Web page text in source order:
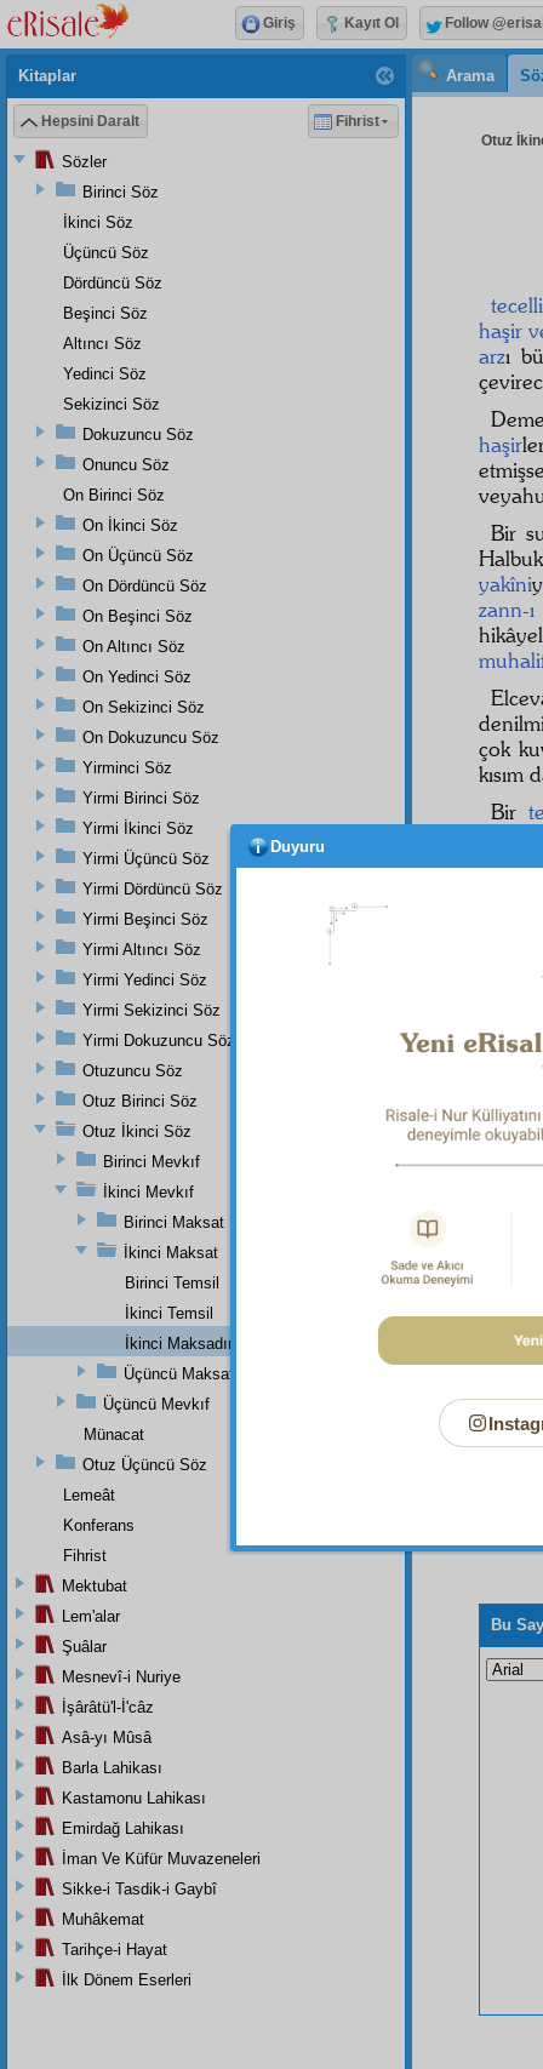
Arama
Otuz
haşir
arzı
haşir
Bir
yakîni
zann-
çok
kısım
Bir
o
bk.
Dipnot-2
bk.
bk. Tûr
9;
Dipnot-4
Bu
Kitaplar
Hepsini Daralt Fihrist
Sözler
Birinci Söz
İkinci Söz
Üçüncü Söz
Dördüncü Söz
Beşinci Söz
Altıncı Söz
Yedinci Söz
Sekizinci Söz
Dokuzuncu Söz
Onuncu Söz
On Birinci Söz
On İkinci Söz
On Üçüncü Söz
On Dördüncü Söz
On Beşinci Söz
On Altıncı Söz
On Yedinci Söz
On Sekizinci Söz
On Dokuzuncu Söz
Yirminci Söz
Yirmi Birinci Söz
Yirmi İkinci Söz
Yirmi Üçüncü Söz
Yirmi Dördüncü Söz
Yirmi Beşinci Söz
Yirmi Altıncı Söz
Yirmi Yedinci Söz
Yirmi Sekizinci Söz
Yirmi Dokuzuncu Söz
Otuzuncu Söz
Otuz Birinci Söz
Otuz İkinci Söz
Birinci Mevkıf
İkinci Mevkıf
Birinci Maksat
İkinci Maksat
Birinci Temsil
İkinci Temsil
İkinci Maksadın Hatimesi
Üçüncü Maksat
Üçüncü Mevkıf
Münacat
Otuz Üçüncü Söz
Lemeât
Konferans
Fihrist
Mektubat
Lem'alar
Şuâlar
Mesnevî-i Nuriye
İşârâtü'l-İ'câz
Asâ-yı Mûsâ
Barla Lahikası
Kastamonu Lahikası
Emirdağ Lahikası
İman Ve Küfür Muvazeneleri
Sikke-i Tasdik-i Gaybî
Muhâkemat
Tarihçe-i Hayat
İlk Dönem Eserleri
Giriş Kayıt Ol Follow
Duyuru